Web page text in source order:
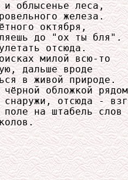
и облысенье леса,
железа.
октября,
до "ох ты бля".
отсюда.
милой всю-то
дальше вроде
в живой природе.
обложкой
снаружи, отсюда -
на штабель слов